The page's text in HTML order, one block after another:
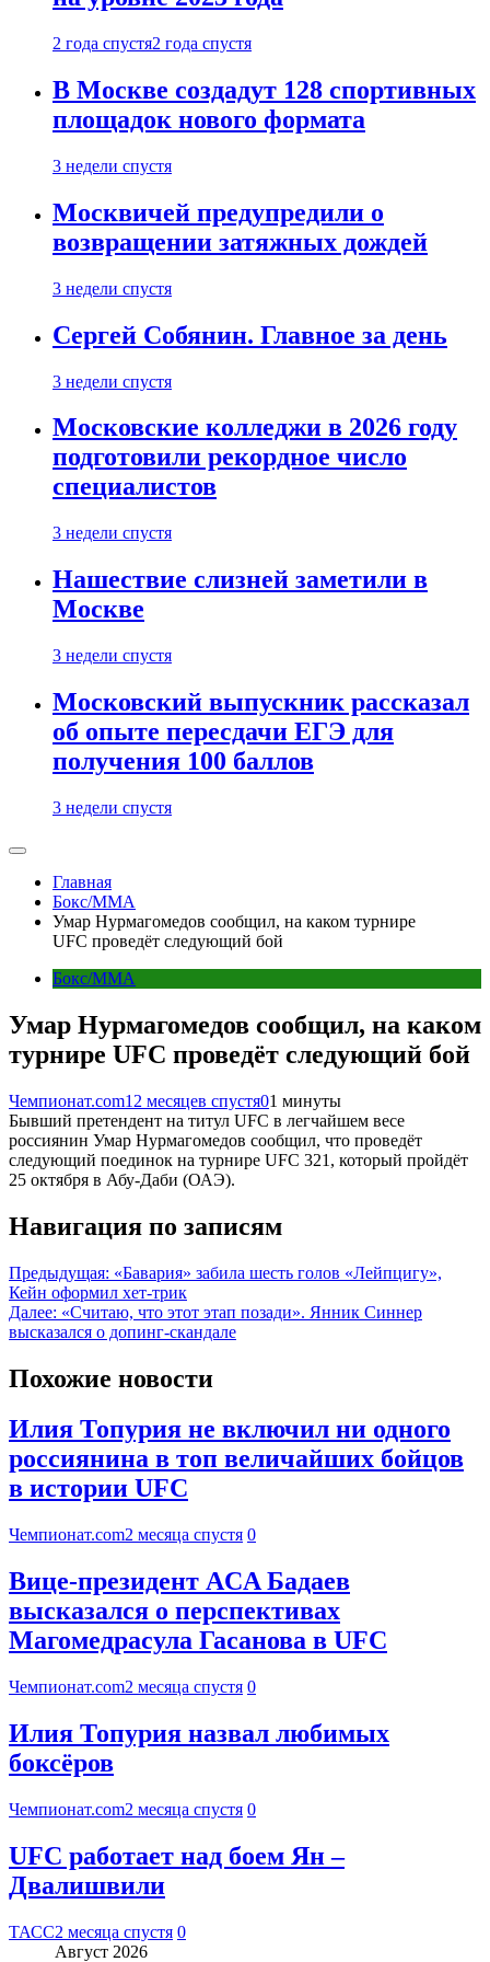
2 года спустя2 года спустя
В Москве создадут 128 спортивных
площадок нового формата
3 недели спустя
Москвичей предупредили о
возвращении затяжных дождей
3 недели спустя
Сергей Собянин. Главное за день
3 недели спустя
Московские колледжи в 2026 году
подготовили рекордное число
специалистов
3 недели спустя
Нашествие слизней заметили в
Москве
3 недели спустя
Московский выпускник рассказал
об опыте пересдачи ЕГЭ для
получения 100 баллов
3 недели спустя
Главная
Бокс/MMA
Умар Нурмагомедов сообщил, на каком турнире
UFC проведёт следующий бой
Бокс/MMA
Умар Нурмагомедов сообщил, на каком
турнире UFC проведёт следующий бой
Чемпионат.com12 месяцев спустя01 минуты
Бывший претендент на титул UFC в легчайшем весе
россиянин Умар Нурмагомедов сообщил, что проведёт
следующий поединок на турнире UFC 321, который пройдёт
25 октября в Абу-Даби (ОАЭ).
Навигация по записям
Предыдущая: «Бавария» забила шесть голов «Лейпцигу»,
Кейн оформил хет-трик
Далее: «Считаю, что этот этап позади». Янник Синнер
высказался о допинг-скандале
Похожие новости
Илия Топурия не включил ни одного
россиянина в топ величайших бойцов
в истории UFC
Чемпионат.com2 месяца спустя 0
Вице-президент ACA Бадаев
высказался о перспективах
Магомедрасула Гасанова в UFC
Чемпионат.com2 месяца спустя 0
Илия Топурия назвал любимых
боксёров
Чемпионат.com2 месяца спустя 0
UFC работает над боем Ян –
Двалишвили
ТАСС2 месяца спустя 0
Август 2026